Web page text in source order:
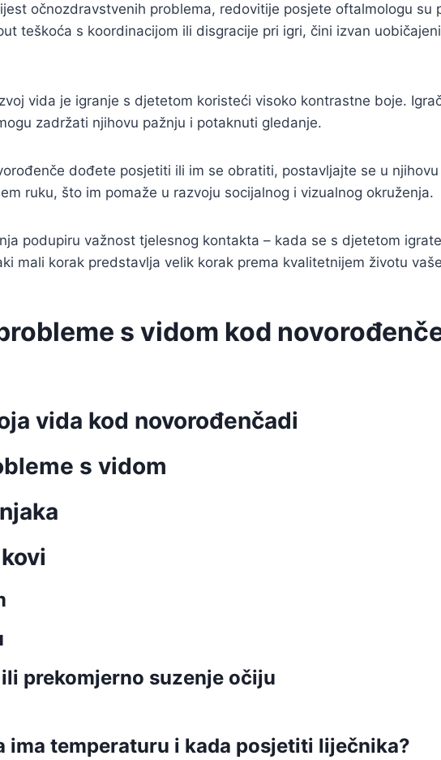
očnozdravstvenih problema, redovitije posjete oftalmologu su
teškoća s koordinacijom ili disgracije pri igri, čini izvan
vida je igranje s djetetom koristeći visoko kontrastne boje.
zadržati njihovu pažnju i potaknuti gledanje.
dođete posjetiti ili im se obratiti, postavljajte se u
ruku, što im pomaže u razvoju socijalnog i vizualnog okruženja.
podupiru važnost tjelesnog kontakta – kada se s djetetom
mali korak predstavlja velik korak prema kvalitetnijem životu
s vidom kod
vida kod novorođenčadi
s vidom
prekomjerno suzenje očiju
ima temperaturu i kada posjetiti liječnika?